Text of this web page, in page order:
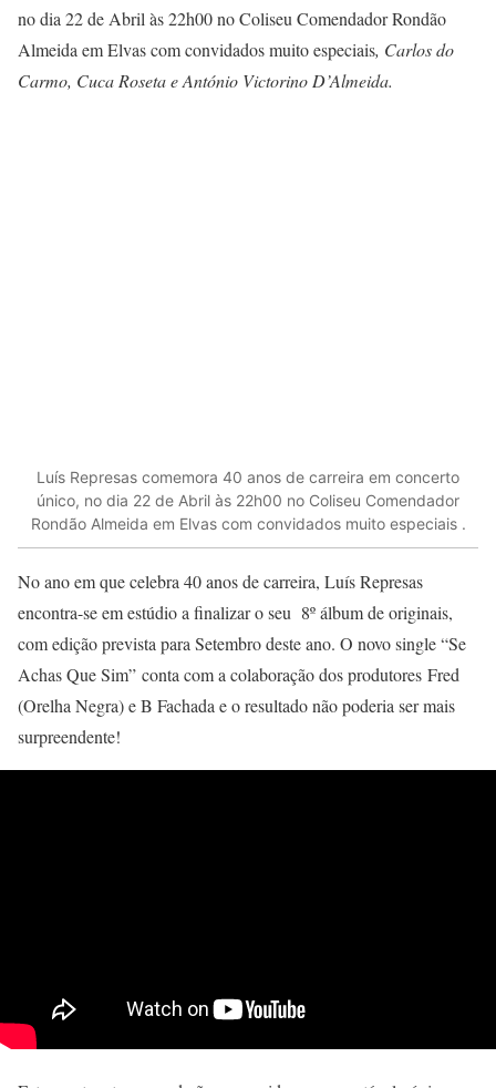
no dia 22 de Abril às 22h00 no Coliseu Comendador Rondão
Almeida em Elvas com convidados muito especiais, Carlos do
Carmo, Cuca Roseta e António Victorino D’Almeida.
Luís Represas comemora 40 anos de carreira em concerto
único, no dia 22 de Abril às 22h00 no Coliseu Comendador
Rondão Almeida em Elvas com convidados muito especiais .
No ano em que celebra 40 anos de carreira, Luís Represas
encontra-se em estúdio a finalizar o seu 8º álbum de originais,
com edição prevista para Setembro deste ano. O novo single “Se
Achas Que Sim” conta com a colaboração dos produtores Fred
(Orelha Negra) e B Fachada e o resultado não poderia ser mais
surpreendente!